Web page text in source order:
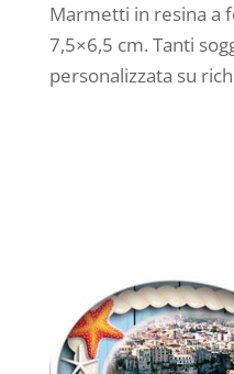
Marmetti in resina a
7,5×6,5 cm. Tanti
personalizzata su